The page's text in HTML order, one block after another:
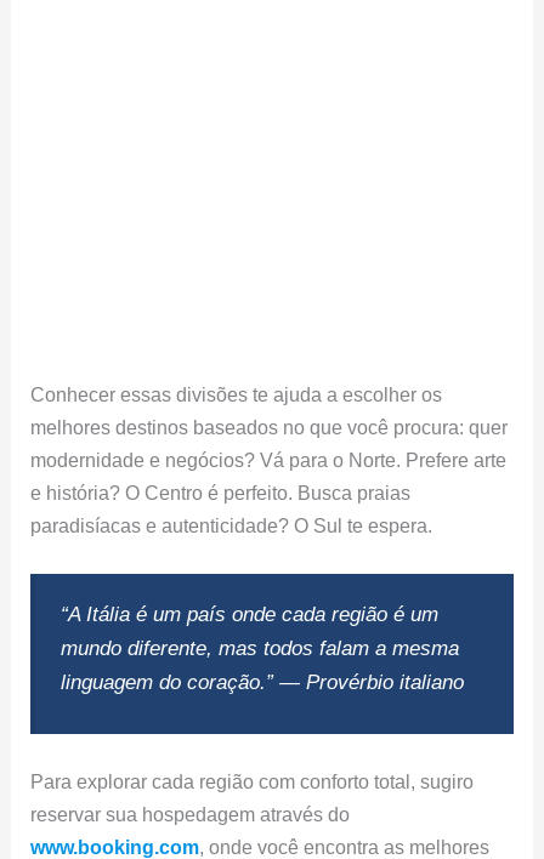
Conhecer essas divisões te ajuda a escolher os
melhores destinos baseados no que você procura: quer
modernidade e negócios? Vá para o Norte. Prefere arte
e história? O Centro é perfeito. Busca praias
paradisíacas e autenticidade? O Sul te espera.
“A Itália é um país onde cada região é um
mundo diferente, mas todos falam a mesma
linguagem do coração.” — Provérbio italiano
Para explorar cada região com conforto total, sugiro
reservar sua hospedagem através do
www.booking.com, onde você encontra as melhores